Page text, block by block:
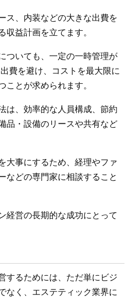
ス、内装などの大きな出費を
収益計画を立てます。
ついても、一定の一時管理が
費を避け、コストを最大限に
ことが求められます。
は、効率的な人員構成、節約
品・設備のリースや共有など
大事にするため、経理やファ
などの専門家に相談すること
経営の長期的な成功にとって
するためには、ただ単にビジ
なく、エステティック業界に